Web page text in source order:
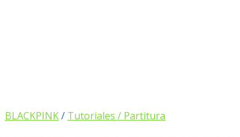
BLACKPINK/ Tutoriales / Partitura